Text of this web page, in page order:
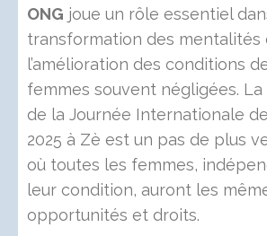
ONG joue un rôle essentiel
transformation des mentalités
l’amélioration des conditions
femmes souvent négligées.
de la Journée Internationale
2025 à Zè est un pas de plus
où toutes les femmes,
leur condition, auront les
opportunités et droits.